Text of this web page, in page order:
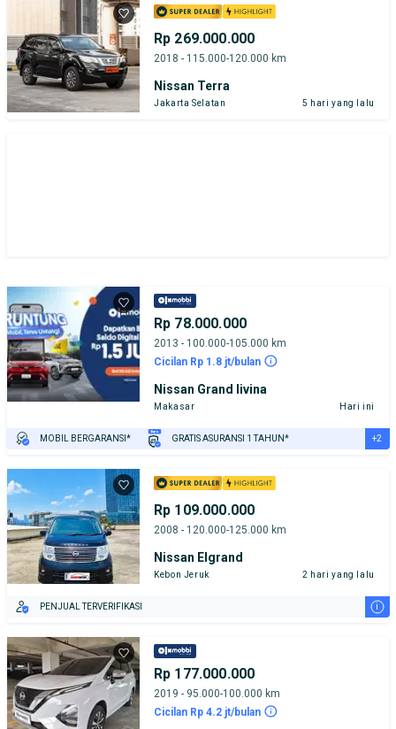
Rp 269.000.000
2018 - 115.000-120.000 km
Nissan Terra
Jakarta Selatan 5 hari yang lalu
Rp 78.000.000
2013 - 100.000-105.000 km
Cicilan Rp 1.8 jt/bulan
Nissan Grand livina
Makasar Hari ini
MOBIL BERGARANSI* GRATIS ASURANSI 1 TAHUN* +2
Rp 109.000.000
2008 - 120.000-125.000 km
Nissan Elgrand
Kebon Jeruk 2 hari yang lalu
PENJUAL TERVERIFIKASI i
Rp 177.000.000
2019 - 95.000-100.000 km
Cicilan Rp 4.2 jt/bulan